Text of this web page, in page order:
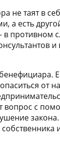
не таят в
а есть
противном
от
вопрос с